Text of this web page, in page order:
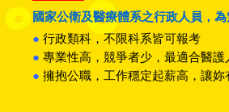
國家公衛及醫療體系之行政人員，
● 行政類科，不限科系皆可報考
● 專業性高，競爭者少，最適合醫護
● 擁抱公職，工作穩定起薪高，讓